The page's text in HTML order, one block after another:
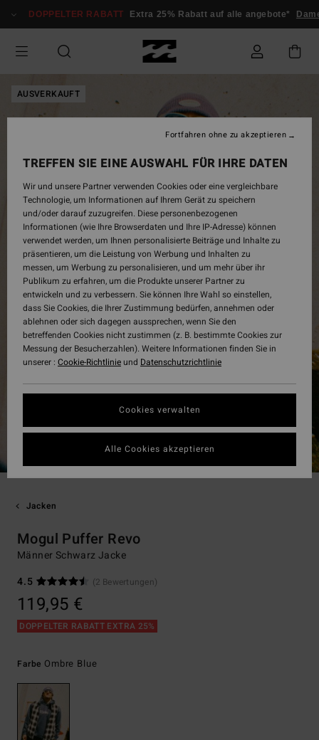
zur
springen
DOPPELTER RABATT Extra 25% Rabatt auf alle angebote*
AUSVERKAUFT
Jacken
Mogul Puffer Revo
Männer Schwarz Jacke
4.5
(2 Bewertungen)
119,95 €
DOPPELTER RABATT EXTRA 25%
Farbe Ombre Blue
TREFFEN SIE EINE AUSWAHL FÜR IHRE DATEN
Wir und unsere Partner verwenden Cookies oder eine vergleichbare
Technologie, um Informationen auf Ihrem Gerät zu speichern
und/oder darauf zuzugreifen. Diese personenbezogenen
Informationen (wie Ihre Browserdaten und Ihre IP-Adresse) können
verwendet werden, um Ihnen personalisierte Beiträge und Inhalte zu
präsentieren, um die Leistung von Werbung und Inhalten zu
messen, um Werbung zu personalisieren, und um mehr über ihr
Publikum zu erfahren, um die Produkte unserer Partner zu
entwickeln und zu verbessern. Sie können Ihre Wahl so einstellen,
dass Sie Cookies, die Ihrer Zustimmung bedürfen, annehmen oder
ablehnen oder sich dagegen aussprechen, wenn Sie den
betreffenden Cookies nicht zustimmen (z. B. bestimmte Cookies zur
Messung der Besucherzahlen). Weitere Informationen finden Sie in
unserer : Cookie-Richtlinieund Datenschutzrichtlinie
Cookies verwalten
Fortfahren ohne zu akzeptieren
Alle Cookies akzeptieren